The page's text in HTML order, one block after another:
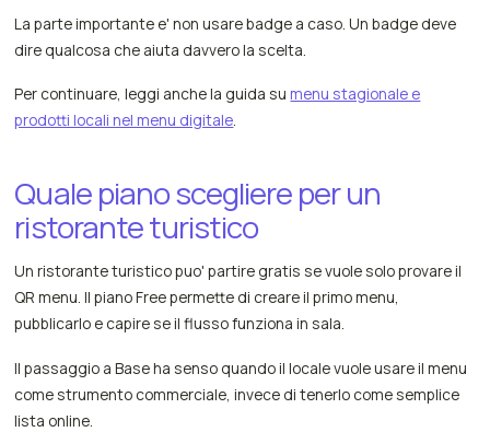
La parte importante e' non usare badge a caso. Un badge deve
dire qualcosa che aiuta davvero la scelta.
Per continuare, leggi anche la guida su menu stagionale e
prodotti locali nel menu digitale.
Quale piano scegliere per un
ristorante turistico
Un ristorante turistico puo' partire gratis se vuole solo provare il
QR menu. Il piano Free permette di creare il primo menu,
pubblicarlo e capire se il flusso funziona in sala.
Il passaggio a Base ha senso quando il locale vuole usare il menu
come strumento commerciale, invece di tenerlo come semplice
lista online.